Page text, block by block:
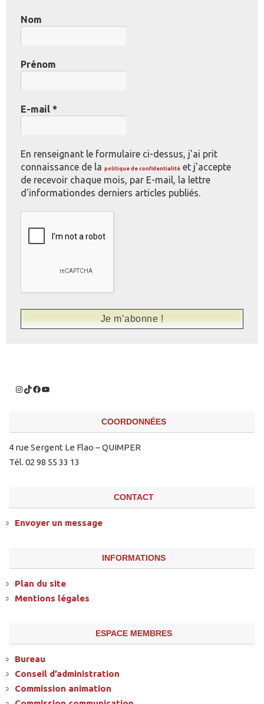
Nom
Prénom
E-mail *
En renseignant le formulaire ci-dessus, j'ai prit
connaissance de la politique de confidentialité et j'accepte
de recevoir chaque mois, par E-mail, la lettre
d'informationdes derniers articles publiés.
COORDONNÉES
4 rue Sergent Le Flao – QUIMPER
Tél. 02 98 55 33 13
CONTACT
Envoyer un message
INFORMATIONS
Plan du site
Mentions légales
ESPACE MEMBRES
Bureau
Conseil d’administration
Commission animation